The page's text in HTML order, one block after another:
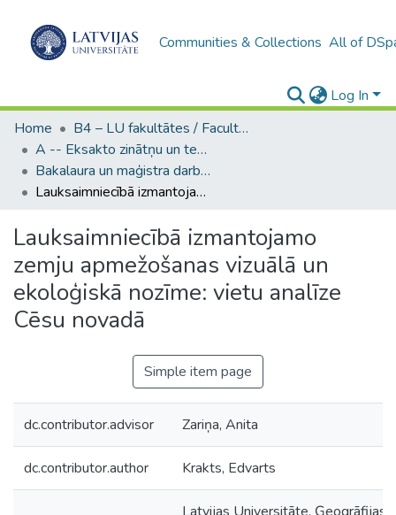
Communities & Collections All of
Log In
Home
B4 – LU fakultātes / Faculties of the UL
A -- Eksakto zinātņu un tehnoloģiju fakultāte / Faculty of Science and Technology
Bakalaura un maģistra darbi (EZTF) / Bachelor's and Master's theses
Lauksaimniecībā izmantojamo zemju apmežošanas vizuālā un ekoloģiskā nozīme: vietu analīze Cēsu novadā
Lauksaimniecībā izmantojamo
zemju apmežošanas vizuālā un
ekoloģiskā nozīme: vietu analīze
Cēsu novadā
Simple item page
dc.contributor.advisor Zariņa, Anita
dc.contributor.author Krakts, Edvarts